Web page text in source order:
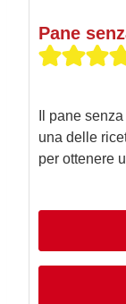
Pane
Il pane
una delle
per ottenere